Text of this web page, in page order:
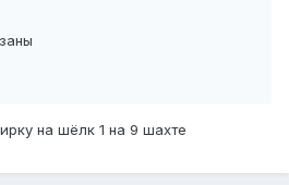
на шёлк 1 на 9 шахте